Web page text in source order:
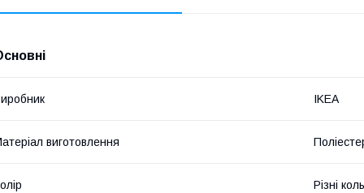
IKEA
виготовлення
Різні